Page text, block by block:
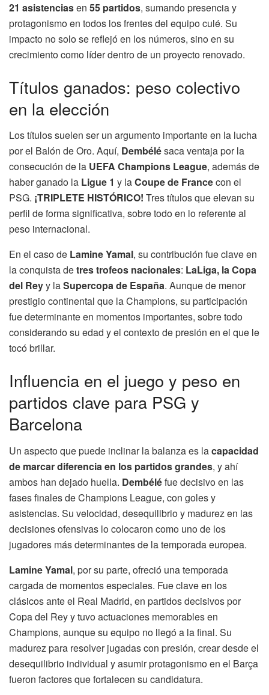
21 asistenciasen 55 partidos, sumando presencia y
protagonismo en todos los frentes del equipo culé. Su
impacto no solo se reflejó en los números, sino en su
crecimiento como líder dentro de un proyecto renovado.
Títulos ganados: peso colectivo
en la elección
Los títulos suelen ser un argumento importante en la lucha
por el Balón de Oro. Aquí, Dembélésaca ventaja por la
consecución de la UEFA Champions League, además de
haber ganado la Ligue 1 y laCoupe de Francecon el
PSG. ¡TRIPLETE HISTÓRICO! Tres títulos que elevan su
perfil de forma significativa, sobre todo en lo referente al
peso internacional.
En el caso de Lamine Yamal, su contribución fue clave en
la conquista detres trofeos nacionales: LaLiga, la Copa
del Reyy laSupercopa de España. Aunque de menor
prestigio continental que la Champions, su participación
fue determinante en momentos importantes, sobre todo
considerando su edad y el contexto de presión en el que le
tocó brillar.
Influencia en el juego y peso en
partidos clave para PSG y
Barcelona
Un aspecto que puede inclinar la balanza es lacapacidad
de marcar diferencia en los partidos grandes, y ahí
ambos han dejado huella. Dembéléfue decisivo en las
fases finales de Champions League, con goles y
asistencias. Su velocidad, desequilibrio y madurez en las
decisiones ofensivas lo colocaron como uno de los
jugadores más determinantes de la temporada europea.
Lamine Yamal, por su parte, ofreció una temporada
cargada de momentos especiales. Fue clave en los
clásicos ante el Real Madrid, en partidos decisivos por
Copa del Rey y tuvo actuaciones memorables en
Champions, aunque su equipo no llegó a la final. Su
madurez para resolver jugadas con presión, crear desde el
desequilibrio individual y asumir protagonismo en el Barça
fueron factores que fortalecen su candidatura.